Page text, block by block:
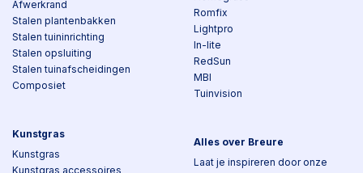
Afwerkrand
Stalen plantenbakken
Stalen tuininrichting
Stalen opsluiting
Stalen tuinafscheidingen
Composiet
Kunstgras
Kunstgras
Kunstgras accessoires
Romfix
Lightpro
In-lite
RedSun
MBI
Tuinvision
Alles over Breure
Laat je inspireren door onze